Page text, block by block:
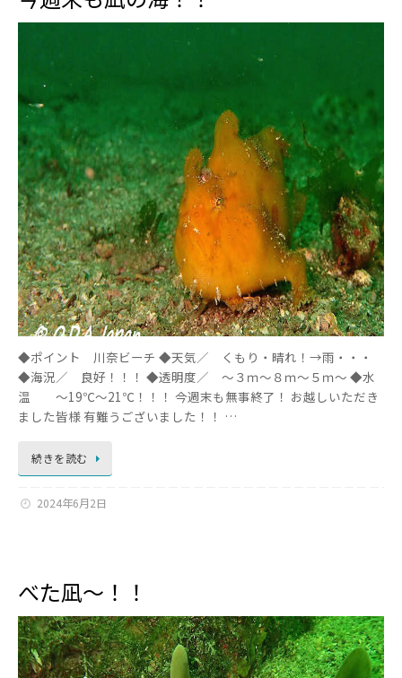
◆ポイント 川奈ビーチ ◆天気／ くもり・晴れ！→雨・・・
◆海況／ 良好！！！ ◆透明度／ ～３ｍ～８ｍ～５ｍ～ ◆水
温 ～19℃～21℃！！！ 今週末も無事終了！ お越しいただき
ました皆様 有難うございました！！ …
続きを読む
2024年6月2日
べた凪～！！